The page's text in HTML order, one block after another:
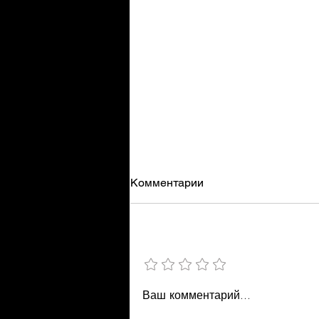
Комментарии
Ваш комментарий...